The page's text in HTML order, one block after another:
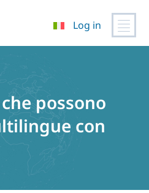
Log in
possono
con